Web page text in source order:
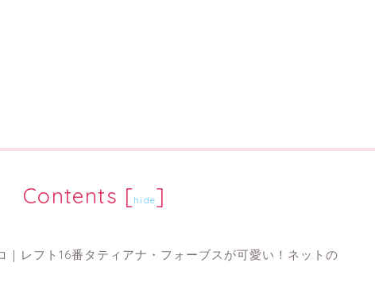
Contents [hide]
｜レフト16番タティアナ・フォーブスが可愛い！ネットの